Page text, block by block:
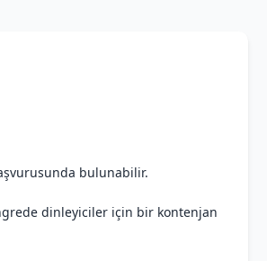
bulunabilir.
dinleyiciler için bir kontenjan